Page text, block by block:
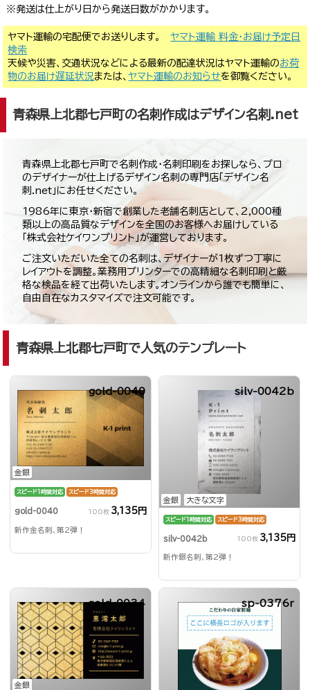
※発送は仕上がり日から発送日数がかかります。
ヤマト運輸の宅配便でお送りします。ヤマト運輸 料金・お届け予定日
検索
天候や災害、交通状況などによる最新の配達状況はヤマト運輸のお荷
物のお届け遅延状況 または、ヤマト運輸のお知らせを御覧ください。
青森県上北郡七戸町の名刺作成はデザイン名刺.net
青森県上北郡七戸町で名刺作成・名刺印刷をお探しなら、プロ
のデザイナーが仕上げるデザイン名刺の専門店「デザイン名
刺.net」にお任せください。
1986年に東京・新宿で創業した老舗名刺店として、2,000種
類以上の高品質なデザインを全国のお客様へお届けしている
「株式会社ケイワンプリント」が運営しております。
ご注文いただいた全ての名刺は、デザイナーが1枚ずつ丁寧に
レイアウトを調整。業務用プリンターでの高精細な名刺印刷と厳
格な検品を経て出荷いたします。オンラインから誰でも簡単に、
自由自在なカスタマイズで注文可能です。
青森県上北郡七戸町で人気のテンプレート
金銀
gold-0040
スピード1時間対応 スピード3時間対応
gold-0040 100枚 3,135円
新作金名刺、第2弾！
金銀 大きな文字
silv-0042b
スピード1時間対応 スピード3時間対応
silv-0042b 100枚 3,135円
新作銀名刺、第2弾！
金銀
gold-0034 sp-0376r